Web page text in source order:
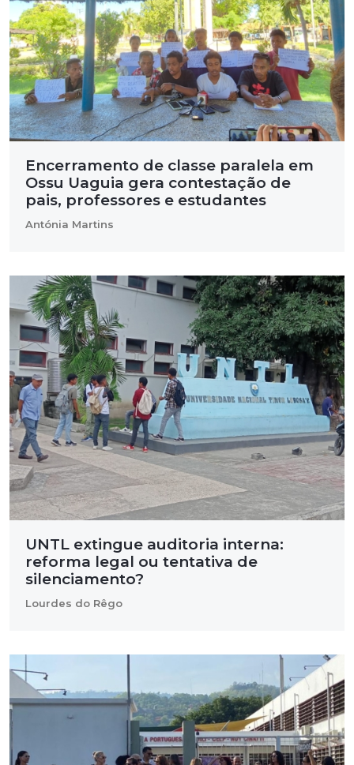
Encerramento de classe paralela em
Ossu Uaguia gera contestação de
pais, professores e estudantes
Antónia Martins
UNTL extingue auditoria interna:
reforma legal ou tentativa de
silenciamento?
Lourdes do Rêgo